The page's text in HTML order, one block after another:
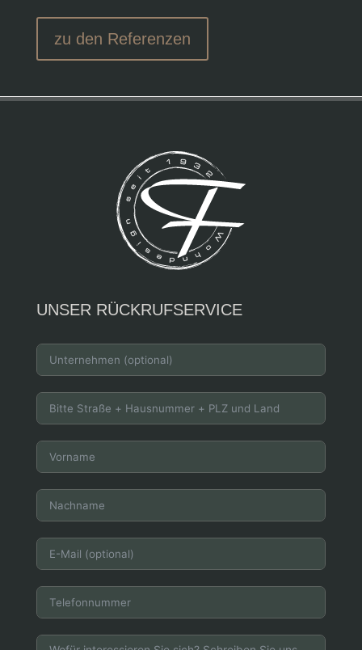
zu den Referenzen
UNSER RÜCKRUFSERVICE